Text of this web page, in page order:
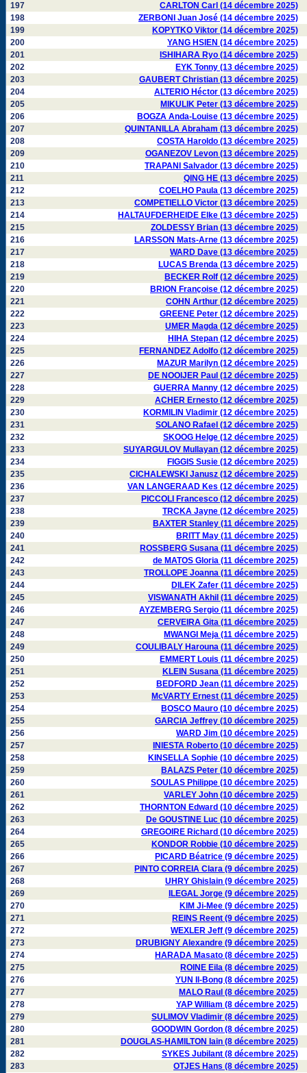
197
CARLTON Carl (14 décembre 2025)
198
ZERBONI Juan José (14 décembre 2025)
199
KOPYTKO Viktor (14 décembre 2025)
200
YANG HSIEN (14 décembre 2025)
201
ISHIHARA Ryo (14 décembre 2025)
202
EYK Tonny (13 décembre 2025)
203
GAUBERT Christian (13 décembre 2025)
204
ALTERIO Héctor (13 décembre 2025)
205
MIKULIK Peter (13 décembre 2025)
206
BOGZA Anda-Louise (13 décembre 2025)
207
QUINTANILLA Abraham (13 décembre 2025)
208
COSTA Haroldo (13 décembre 2025)
209
OGANEZOV Levon (13 décembre 2025)
210
TRAPANI Salvador (13 décembre 2025)
211
QING HE (13 décembre 2025)
212
COELHO Paula (13 décembre 2025)
213
COMPETIELLO Victor (13 décembre 2025)
214
HALTAUFDERHEIDE Elke (13 décembre 2025)
215
ZOLDESSY Brian (13 décembre 2025)
216
LARSSON Mats-Arne (13 décembre 2025)
217
WARD Dave (13 décembre 2025)
218
LUCAS Brenda (13 décembre 2025)
219
BECKER Rolf (12 décembre 2025)
220
BRION Françoise (12 décembre 2025)
221
COHN Arthur (12 décembre 2025)
222
GREENE Peter (12 décembre 2025)
223
UMER Magda (12 décembre 2025)
224
HIHA Stepan (12 décembre 2025)
225
FERNANDEZ Adolfo (12 décembre 2025)
226
MAZUR Marilyn (12 décembre 2025)
227
DE NOOIJER Paul (12 décembre 2025)
228
GUERRA Manny (12 décembre 2025)
229
ACHER Ernesto (12 décembre 2025)
230
KORMILIN Vladimir (12 décembre 2025)
231
SOLANO Rafael (12 décembre 2025)
232
SKOOG Helge (12 décembre 2025)
233
SUYARGULOV Mullayan (12 décembre 2025)
234
FIGGIS Susie (12 décembre 2025)
235
CICHALEWSKI Janusz (12 décembre 2025)
236
VAN LANGERAAD Kes (12 décembre 2025)
237
PICCOLI Francesco (12 décembre 2025)
238
TRCKA Jayne (12 décembre 2025)
239
BAXTER Stanley (11 décembre 2025)
240
BRITT May (11 décembre 2025)
241
ROSSBERG Susana (11 décembre 2025)
242
de MATOS Gloria (11 décembre 2025)
243
TROLLOPE Joanna (11 décembre 2025)
244
DILEK Zafer (11 décembre 2025)
245
VISWANATH Akhil (11 décembre 2025)
246
AYZEMBERG Sergio (11 décembre 2025)
247
CERVEIRA Gita (11 décembre 2025)
248
MWANGI Meja (11 décembre 2025)
249
COULIBALY Harouna (11 décembre 2025)
250
EMMERT Louis (11 décembre 2025)
251
KLEIN Susana (11 décembre 2025)
252
BEDFORD Jean (11 décembre 2025)
253
McVARTY Ernest (11 décembre 2025)
254
BOSCO Mauro (10 décembre 2025)
255
GARCIA Jeffrey (10 décembre 2025)
256
WARD Jim (10 décembre 2025)
257
INIESTA Roberto (10 décembre 2025)
258
KINSELLA Sophie (10 décembre 2025)
259
BALAZS Peter (10 décembre 2025)
260
SOULAS Philippe (10 décembre 2025)
261
VARLEY John (10 décembre 2025)
262
THORNTON Edward (10 décembre 2025)
263
De GOUSTINE Luc (10 décembre 2025)
264
GREGOIRE Richard (10 décembre 2025)
265
KONDOR Robbie (10 décembre 2025)
266
PICARD Béatrice (9 décembre 2025)
267
PINTO CORREIA Clara (9 décembre 2025)
268
UHRY Ghislain (9 décembre 2025)
269
ILEGAL Jorge (9 décembre 2025)
270
KIM Ji-Mee (9 décembre 2025)
271
REINS Reent (9 décembre 2025)
272
WEXLER Jeff (9 décembre 2025)
273
DRUBIGNY Alexandre (9 décembre 2025)
274
HARADA Masato (8 décembre 2025)
275
ROINE Eila (8 décembre 2025)
276
YUN Il-Bong (8 décembre 2025)
277
MALO Raul (8 décembre 2025)
278
YAP William (8 décembre 2025)
279
SULIMOV Vladimir (8 décembre 2025)
280
GOODWIN Gordon (8 décembre 2025)
281
DOUGLAS-HAMILTON Iain (8 décembre 2025)
282
SYKES Jubilant (8 décembre 2025)
283
OTJES Hans (8 décembre 2025)